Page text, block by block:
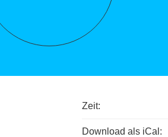
Zeit:
Download als iCal: